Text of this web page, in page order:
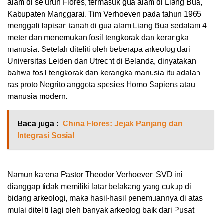
alam di seluruh Flores, termasuk gua alam di Liang Bua,
Kabupaten Manggarai. Tim Verhoeven pada tahun 1965
menggali lapisan tanah di gua alam Liang Bua sedalam 4
meter dan menemukan fosil tengkorak dan kerangka
manusia. Setelah diteliti oleh beberapa arkeolog dari
Universitas Leiden dan Utrecht di Belanda, dinyatakan
bahwa fosil tengkorak dan kerangka manusia itu adalah
ras proto Negrito anggota spesies Homo Sapiens atau
manusia modern.
Baca juga : China Flores: Jejak Panjang dan
Integrasi Sosial
Namun karena Pastor Theodor Verhoeven SVD ini
dianggap tidak memiliki latar belakang yang cukup di
bidang arkeologi, maka hasil-hasil penemuannya di atas
mulai diteliti lagi oleh banyak arkeolog baik dari Pusat